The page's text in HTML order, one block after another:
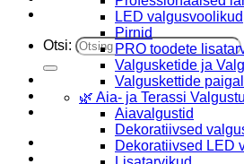
Otsi:
LED valgusvoolikud
Pirnid
PRO toodete
Valgusketide ja
Valguskettide
🌿 Aia- ja Terassi
Aiavalgustid
Dekoratiivsed
Dekoratiivsed LED